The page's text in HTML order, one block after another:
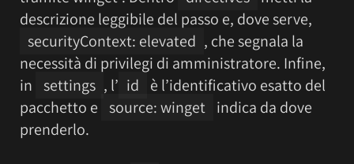
descrizione leggibile del passo e, dove serve,
securityContext: elevated , che segnala la
necessità di privilegi di amministratore. Infine,
in settings , l’ id
è l’identificativo esatto del
pacchetto e source: winget indica da dove
prenderlo.